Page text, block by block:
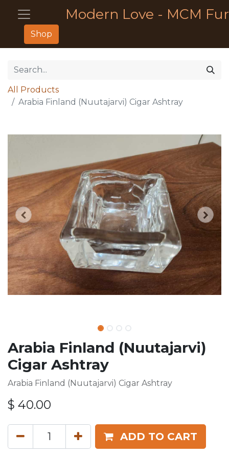
Modern Love - MCM
Shop
All Products
Arabia Finland (Nuutajarvi) Cigar Ashtray
Arabia Finland (Nuutajarvi)
Cigar Ashtray
Arabia Finland (Nuutajarvi) Cigar Ashtray
$ 40.00
ADD TO CART